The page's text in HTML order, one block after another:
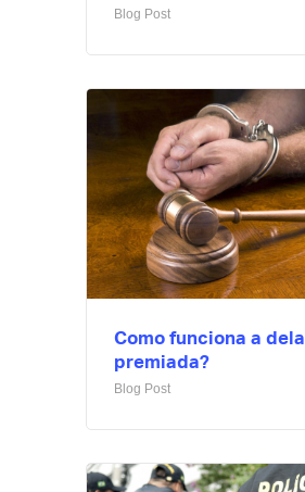
Blog Post
Como funciona a
premiada?
Blog Post